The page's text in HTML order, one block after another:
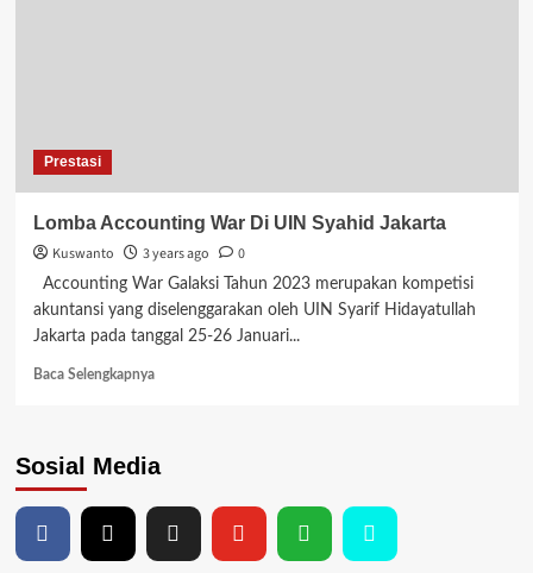
Prestasi
Lomba Accounting War Di UIN Syahid Jakarta
Kuswanto
3 years ago 0
Accounting War Galaksi Tahun 2023 merupakan kompetisi
akuntansi yang diselenggarakan oleh UIN Syarif Hidayatullah
Jakarta pada tanggal 25-26 Januari...
Baca SelengkapnyaRead
Accounting
Di
UIN
Sosial Media